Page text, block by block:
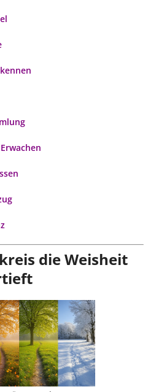
die Weisheit